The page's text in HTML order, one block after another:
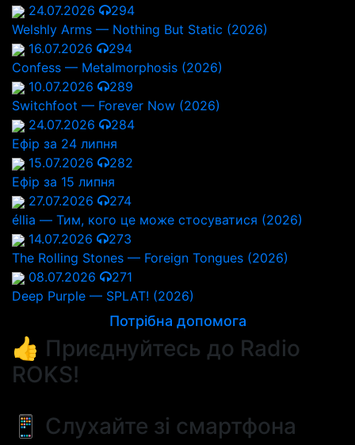
24.07.2026
294
Welshly Arms — Nothing But Static (2026)
16.07.2026
294
Confess — Metalmorphosis (2026)
10.07.2026
289
Switchfoot — Forever Now (2026)
24.07.2026
284
Ефір за 24 липня
15.07.2026
282
Ефір за 15 липня
27.07.2026
274
éllia — Тим, кого це може стосуватися (2026)
14.07.2026
273
The Rolling Stones — Foreign Tongues (2026)
08.07.2026
271
Deep Purple — SPLAT! (2026)
Потрібна допомога
👍 Приєднуйтесь до Radio
ROKS!
📱 Слухайте зі смартфона